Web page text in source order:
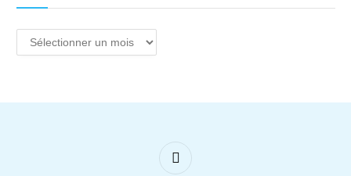
Facebook